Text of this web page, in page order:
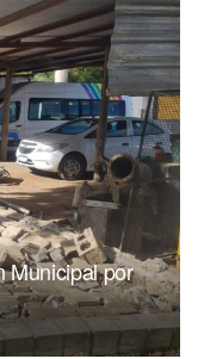
Municipal por